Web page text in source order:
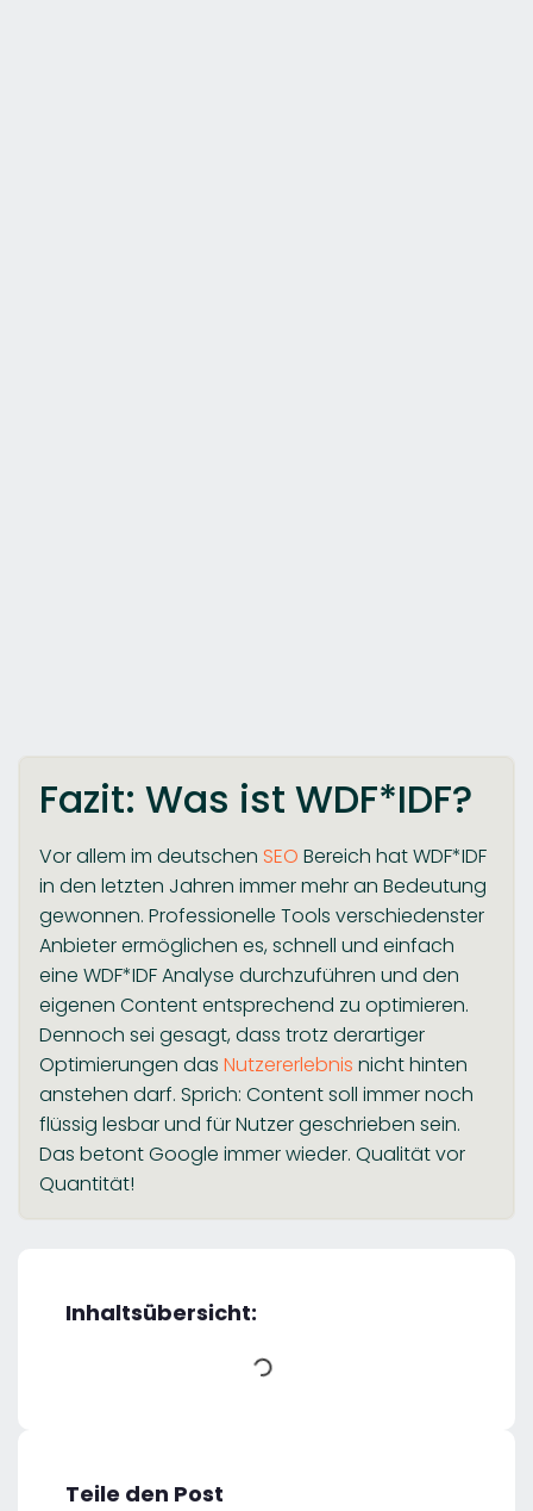
Fazit: Was ist WDF*IDF?
Vor allem im deutschen SEO Bereich hat WDF*IDF
in den letzten Jahren immer mehr an Bedeutung
gewonnen. Professionelle Tools verschiedenster
Anbieter ermöglichen es, schnell und einfach
eine WDF*IDF Analyse durchzuführen und den
eigenen Content entsprechend zu optimieren.
Dennoch sei gesagt, dass trotz derartiger
Optimierungen das Nutzererlebnis nicht hinten
anstehen darf. Sprich: Content soll immer noch
flüssig lesbar und für Nutzer geschrieben sein.
Das betont Google immer wieder. Qualität vor
Quantität!
Inhaltsübersicht:
Teile den Post